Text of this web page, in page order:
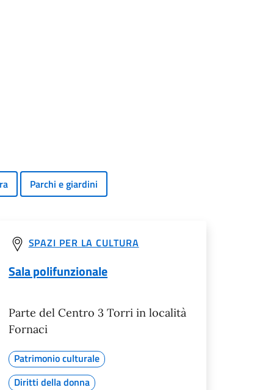
Parchi e giardini
SPAZI PER LA CULTURA
Sala polifunzionale
Parte del Centro 3 Torri in località
Fornaci
Patrimonio culturale
Diritti della donna